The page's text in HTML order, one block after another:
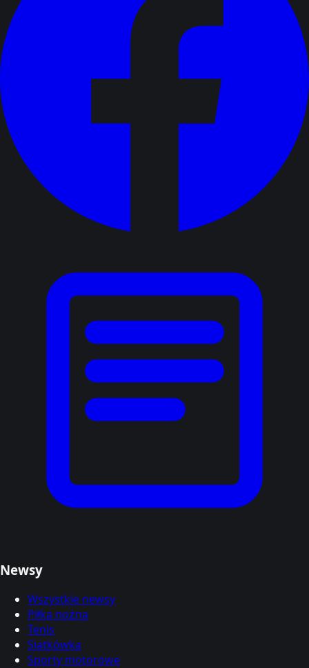
Newsy
Wszystkie newsy
Piłka nożna
Tenis
Siatkówka
Sporty motorowe